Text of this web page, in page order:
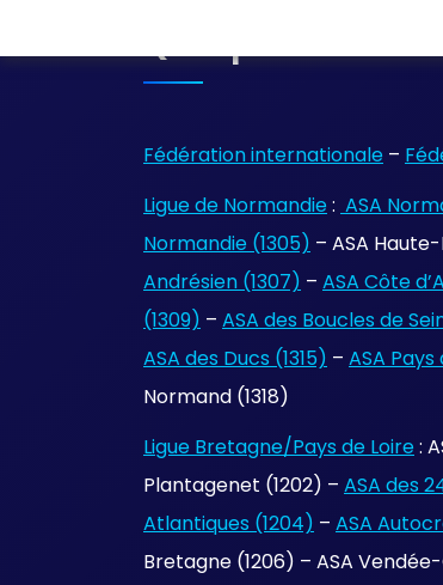
Quelques Liens
Fédération internationale –
Ligue de Normandie : ASA
Normandie (1305) – ASA
Andrésien (1307) – ASA Côte
(1309) – ASA des Boucles de
ASA des Ducs (1315) – ASA Pays
Normand (1318)
Ligue Bretagne/Pays de Loire :
Plantagenet (1202) – ASA des
Atlantiques (1204) – ASA
Bretagne (1206) – ASA